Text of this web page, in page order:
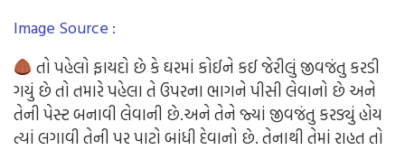
Image Source :
તો પહેલો ફાયદો છે કે ઘરમાં કોઈને કઈ જેરીલું જીવજંતુ કરડી
ગયું છે તો તમારે પહેલા તે ઉપરના ભાગને પીસી લેવાનો છે અને
તેની પેસ્ટ બનાવી લેવાની છે.અને તેને જ્યાં જીવજંતુ કરડ્યું હોય
ત્યાં લગાવી તેની પર પાટો બાંધી દેવાનો છે. તેનાથી તેમાં રાહત તો